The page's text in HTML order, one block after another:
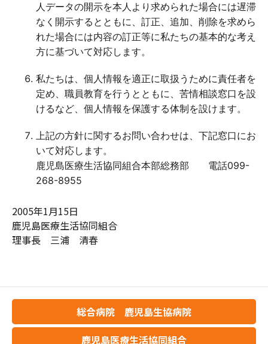
人データの開示を本人より求められた場合には遅滞
なく開示するとともに、訂正、追加、削除を求めら
れた場合には内容の訂正等に私たちの基本的な考え
方に基づいて対応します。
私たちは、個人情報を適正に取扱うために責任者を
定め、職員教育を行うとともに、苦情相談窓口を設
けるなど、個人情報を保護する体制を設けます。
上記の方針に関するお問い合わせは、下記窓口にお
いて対応します。
鹿児島医療生活協同組合本部総務部 電話099-
268-8955
2005年1月15日
鹿児島医療生活協同組合
理事長 三浦 清春
総合病院 鹿児島生協病院
鹿児島医療生活協同組合